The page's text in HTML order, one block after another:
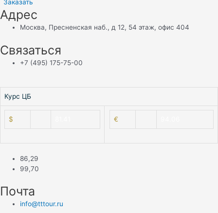
Заказать
Адрес
Москва, Пресненская наб., д 12, 54 этаж, офис 404
Связаться
+7 (495) 175-75-00
Курс ЦБ
$ €
86,29
99,70
Почта
info@tttour.ru